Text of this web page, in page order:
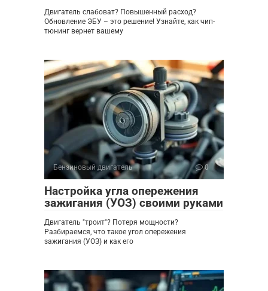
Двигатель слабоват? Повышенный расход?
Обновление ЭБУ – это решение! Узнайте, как чип-
тюнинг вернет вашему
Бензиновый двигатель 0
Настройка угла опережения
зажигания (УОЗ) своими руками
Двигатель "троит"? Потеря мощности?
Разбираемся, что такое угол опережения
зажигания (УОЗ) и как его